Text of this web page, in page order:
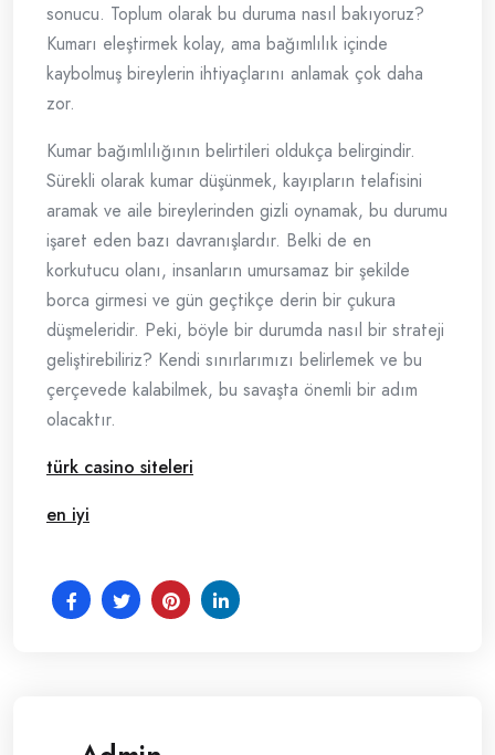
sonucu. Toplum olarak bu duruma nasıl bakıyoruz?
Kumarı eleştirmek kolay, ama bağımlılık içinde
kaybolmuş bireylerin ihtiyaçlarını anlamak çok daha
zor.
Kumar bağımlılığının belirtileri oldukça belirgindir.
Sürekli olarak kumar düşünmek, kayıpların telafisini
aramak ve aile bireylerinden gizli oynamak, bu durumu
işaret eden bazı davranışlardır. Belki de en
korkutucu olanı, insanların umursamaz bir şekilde
borca girmesi ve gün geçtikçe derin bir çukura
düşmeleridir. Peki, böyle bir durumda nasıl bir strateji
geliştirebiliriz? Kendi sınırlarımızı belirlemek ve bu
çerçevede kalabilmek, bu savaşta önemli bir adım
olacaktır.
türk casino siteleri
en iyi